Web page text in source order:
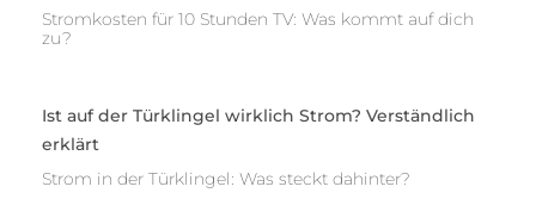
Stromkosten für 10 Stunden TV: Was kommt auf dich
zu?
Ist auf der Türklingel wirklich Strom? Verständlich
erklärt
Strom in der Türklingel: Was steckt dahinter?